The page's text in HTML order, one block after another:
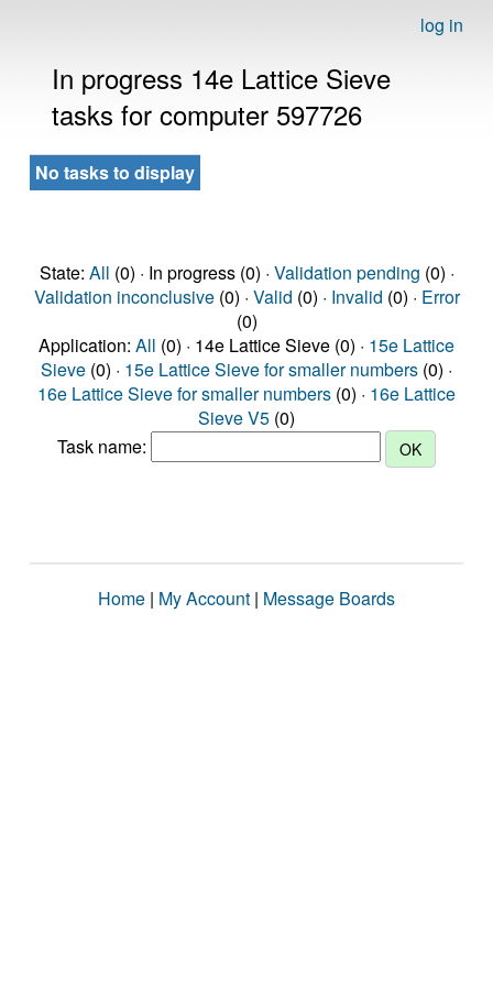
log in
In progress 14e Lattice Sieve
tasks for computer 597726
No tasks to display
State: All (0) · In progress (0) · Validation pending (0) ·
Validation inconclusive(0) · Valid (0) · Invalid (0) · Error
(0)
Application: All (0) · 14e Lattice Sieve (0) · 15e Lattice
Sieve (0) · 15e Lattice Sieve for smaller numbers (0) ·
16e Lattice Sieve for smaller numbers (0) · 16e Lattice
Sieve V5 (0)
Task name:
Home | My Account | Message Boards